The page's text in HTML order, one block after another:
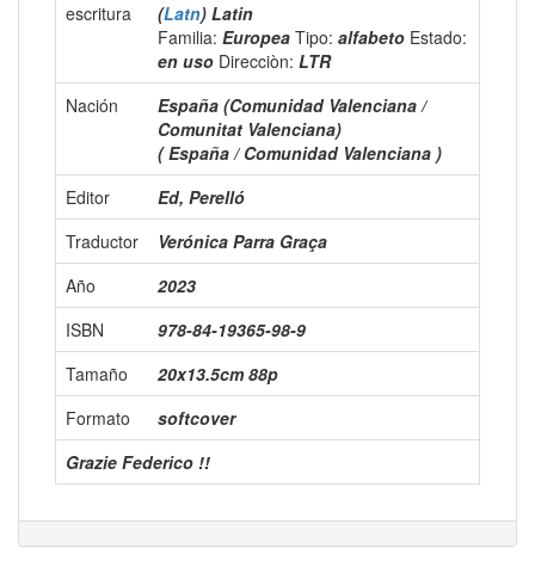
escritura (Latn) Latin
Familia: Europea Tipo: alfabeto Estado:
en uso Direcciòn: LTR
Nación
España (Comunidad Valenciana /
Comunitat Valenciana)
( España / Comunidad Valenciana )
Editor
Ed, Perelló
Traductor
Verónica Parra Graça
Año
2023
ISBN
978-84-19365-98-9
Tamaño
20x13.5cm 88p
Formato
softcover
Grazie Federico !!